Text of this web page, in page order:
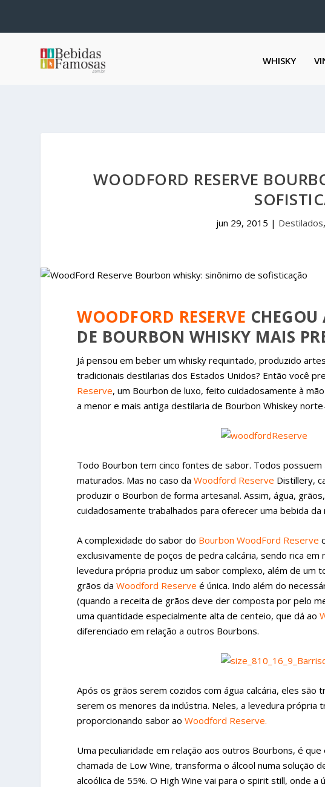
WHISKY
WOODFORD RESERVE
jun 29, 2015 | Destilados,
WOODFORD RESERVE
DE BOURBON WHISKY MAIS
Já pensou em beber um whisky requintado, produzido
tradicionais destilarias dos Estados Unidos? Então você
Reserve, um Bourbon de luxo, feito cuidadosamente à
a menor e mais antiga destilaria de Bourbon Whiskey
Todo Bourbon tem cinco fontes de sabor. Todos
maturados. Mas no caso daWoodford Reserve Distillery,
produzir o Bourbon de forma artesanal. Assim, água,
cuidadosamente trabalhados para oferecer uma bebida da
A complexidade do sabor do Bourbon WoodFord Reserve
exclusivamente de poços de pedra calcária, sendo rica
levedura própria produz um sabor complexo, além de um
grãos daWoodford Reserveé única. Indo além do
(quando a receita de grãos deve der composta por pelo
uma quantidade especialmente alta de centeio, que dá ao
diferenciado em relação a outros Bourbons.
Após os grãos serem cozidos com água calcária, eles
serem os menores da indústria. Neles, a levedura própria
proporcionando sabor aoWoodford Reserve.
Uma peculiaridade em relação aos outros Bourbons, é
chamada de Low Wine, transforma o álcool numa solução
alcoólica de 55%. O High Wine vai para o spirit still, onde